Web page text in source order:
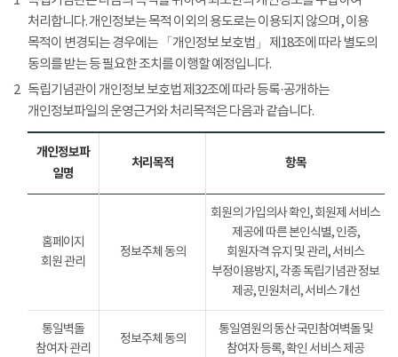
처리합니다. 개인정보는 목적 이외의 용도로는 이용되지 않으며, 이용
목적이 변경되는 경우에는 「개인정보 보호법」 제18조에 따라 별도의
동의를 받는 등 필요한 조치를 이행할 예정입니다.
2 독립기념관이 개인정보 보호법 제32조에 따라 등록·공개하는
개인정보파일의 운영근거와 처리목적은 다음과 같습니다.
개인정보파
일명
처리목적 항목
홈페이지
회원 관리
정보주체 동의
회원의 가입의사 확인, 회원제 서비스
제공에 따른 본인식별, 인증,
회원자격 유지 및 관리, 서비스
부정이용방지, 각종 독립기념관 정보
제공, 민원처리, 서비스 개선
통일벽돌
참여자 관리
정보주체 동의
통일염원의 동산 국민참여벽돌 및
참여자 등록, 확인 서비스 제공